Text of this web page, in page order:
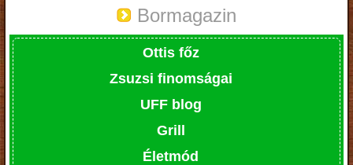
Bormagazin
Ottis főz
Zsuzsi finomságai
UFF blog
Grill
Életmód